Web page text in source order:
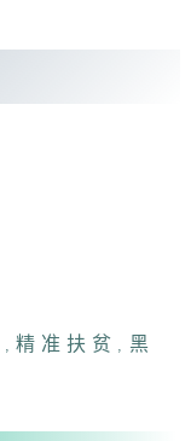
,精准扶贫 , 黑